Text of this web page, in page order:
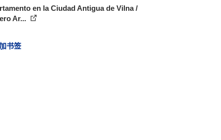
en la Ciudad Antigua de Vilna /
Ar...
书签